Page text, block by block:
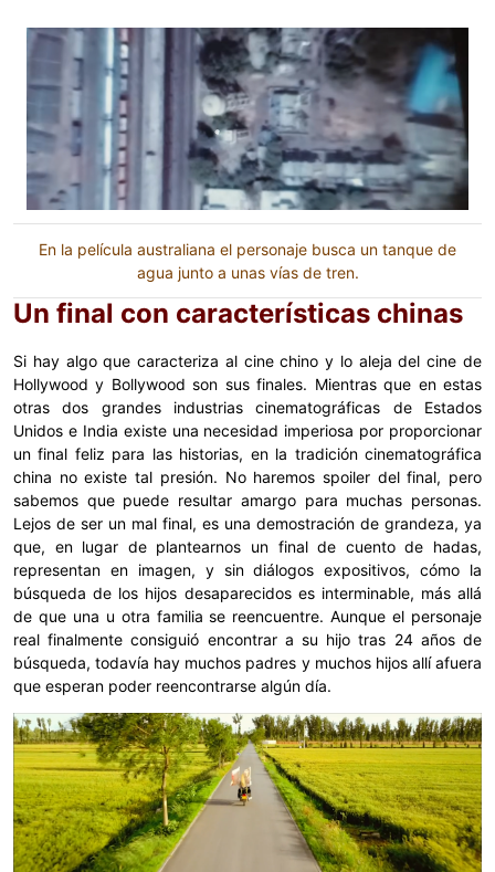
En la película australiana el personaje busca un tanque de
agua junto a unas vías de tren.
Un final con características chinas
Si hay algo que caracteriza al cine chino y lo aleja del cine de
Hollywood y Bollywood son sus finales. Mientras que en estas
otras dos grandes industrias cinematográficas de Estados
Unidos e India existe una necesidad imperiosa por proporcionar
un final feliz para las historias, en la tradición cinematográfica
china no existe tal presión. No haremos spoiler del final, pero
sabemos que puede resultar amargo para muchas personas.
Lejos de ser un mal final, es una demostración de grandeza, ya
que, en lugar de plantearnos un final de cuento de hadas,
representan en imagen, y sin diálogos expositivos, cómo la
búsqueda de los hijos desaparecidos es interminable, más allá
de que una u otra familia se reencuentre. Aunque el personaje
real finalmente consiguió encontrar a su hijo tras 24 años de
búsqueda, todavía hay muchos padres y muchos hijos allí afuera
que esperan poder reencontrarse algún día.